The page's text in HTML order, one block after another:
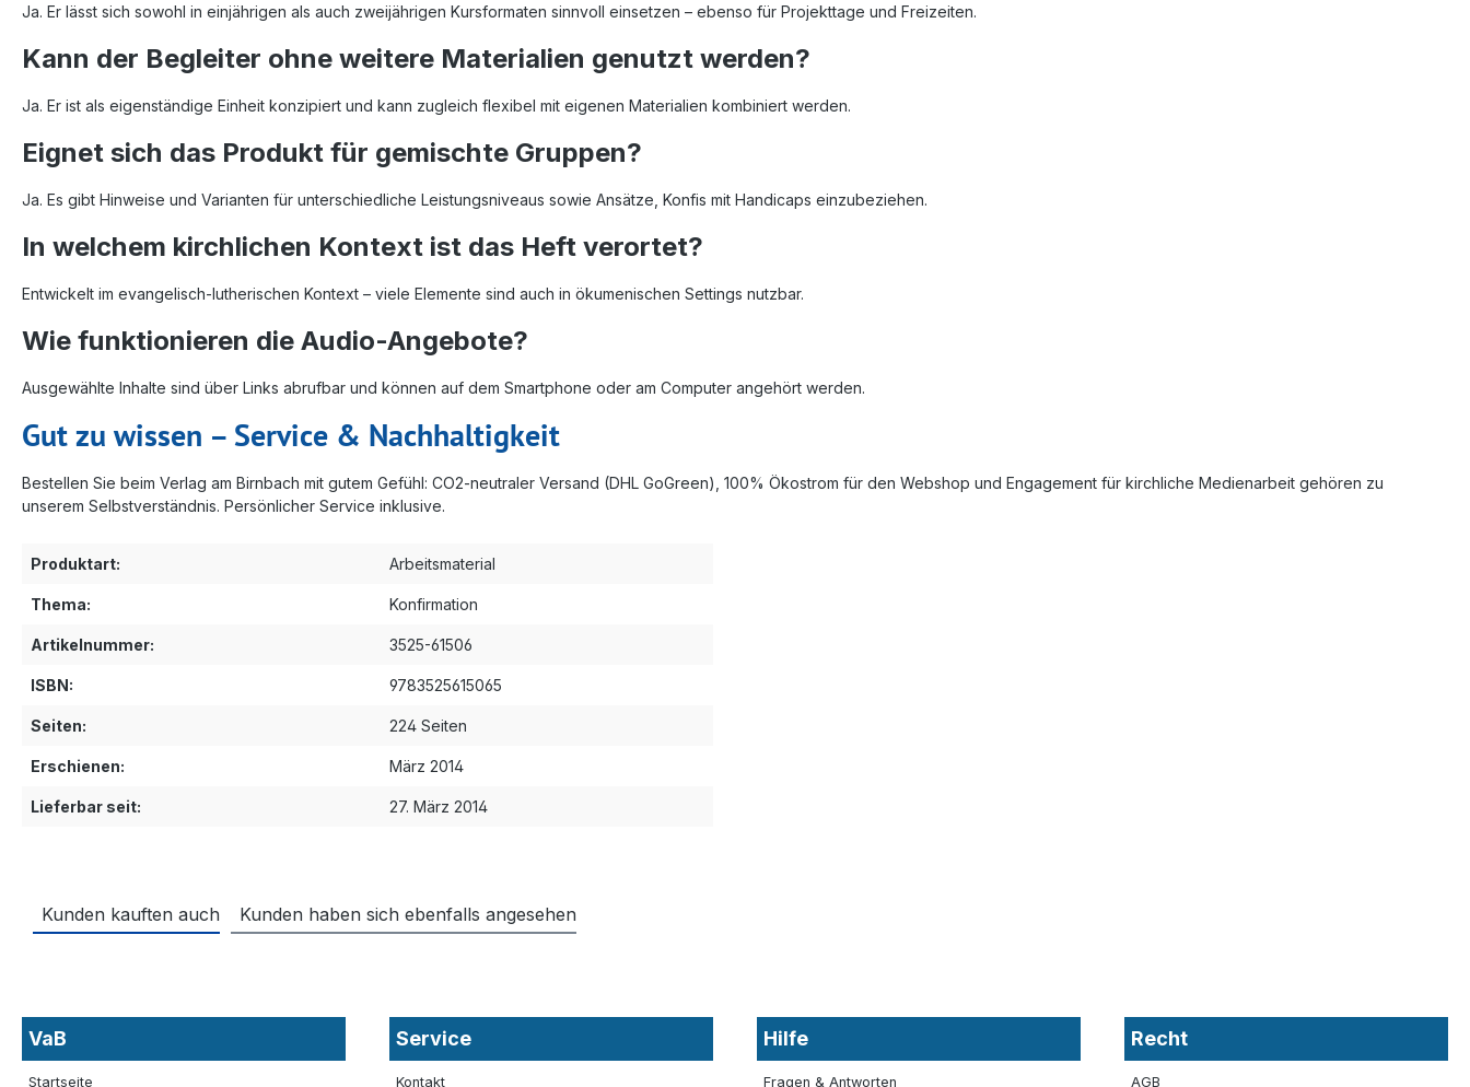
Ja. Er lässt sich sowohl in einjährigen als auch zweijährigen Kursformaten sinnvoll einsetzen – ebenso für Projekttage und Freizeiten.
Kann der Begleiter ohne weitere Materialien genutzt werden?
Ja. Er ist als eigenständige Einheit konzipiert und kann zugleich flexibel mit eigenen Materialien kombiniert werden.
Eignet sich das Produkt für gemischte Gruppen?
Ja. Es gibt Hinweise und Varianten für unterschiedliche Leistungsniveaus sowie Ansätze, Konfis mit Handicaps einzubeziehen.
In welchem kirchlichen Kontext ist das Heft verortet?
Entwickelt im evangelisch-lutherischen Kontext – viele Elemente sind auch in ökumenischen Settings nutzbar.
Wie funktionieren die Audio-Angebote?
Ausgewählte Inhalte sind über Links abrufbar und können auf dem Smartphone oder am Computer angehört werden.
Gut zu wissen – Service & Nachhaltigkeit
Bestellen Sie beim Verlag am Birnbach mit gutem Gefühl: CO2-neutraler Versand (DHL GoGreen), 100% Ökostrom für den Webshop und Engagement für kirchliche Medienarbeit gehören zu
unserem Selbstverständnis. Persönlicher Service inklusive.
Produktart: Arbeitsmaterial
Thema: Konfirmation
Artikelnummer: 3525-61506
ISBN: 9783525615065
Seiten: 224 Seiten
Erschienen: März 2014
Lieferbar seit: 27. März 2014
Kunden kauften auch Kunden haben sich ebenfalls angesehen
VaB
Startseite
Service
Kontakt
Hilfe
Fragen & Antworten
Recht
AGB